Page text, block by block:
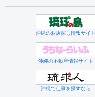
沖縄のお店探し情報サイト
沖縄の不動産情報サイト
沖縄で仕事を探すなら